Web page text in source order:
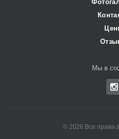
Мы в
© 2026 Все права